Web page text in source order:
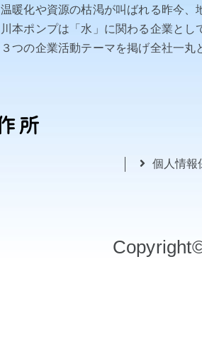
温暖化や資源の枯渇が叫ばれる昨今
川本ポンプは「水」に関わる企業と
３つの企業活動テーマを掲げ全社一
個人情報